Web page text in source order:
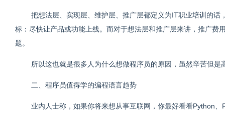
把想法层、实现层、维护层、推广层都定义为IT职业培训的
标：尽快让产品或功能上线。而对于想法层和推广层来讲，推广
题。
所以这也就是很多人为什么想做程序员的原因，虽然辛苦但是
二、程序员值得学的编程语言趋势
业内人士称，如果你将来想从事互联网，你最好看看Python